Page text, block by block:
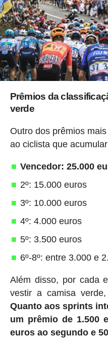
Prêmios da
verde
Outro dos prêmios
ao ciclista que
Vencedor: 25.000
2º: 15.000 euros
3º: 10.000 euros
4º: 4.000 euros
5º: 3.500 euros
6º-8º: entre 3.000 e
Além disso, por cada
vestir a camisa
Quanto aos sprints
um prêmio de 1.500
euros ao segundo e